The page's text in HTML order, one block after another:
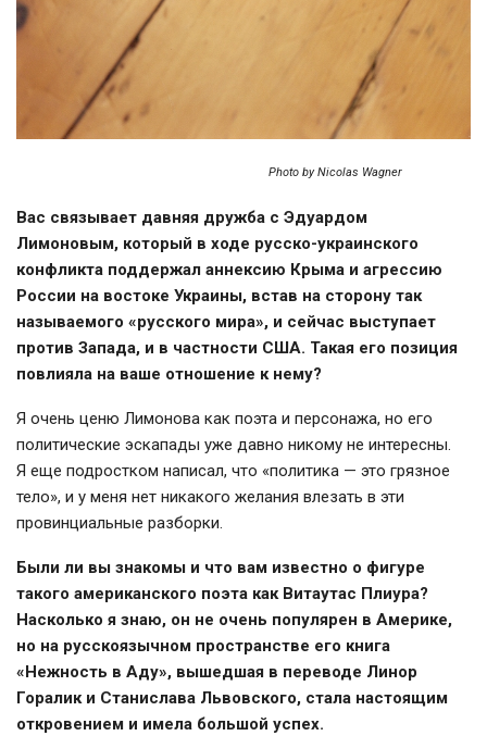
Photo by Nicolas Wagner
Вас связывает давняя дружба с Эдуардом
Лимоновым, который в ходе русско-украинского
конфликта поддержал аннексию Крыма и агрессию
России на востоке Украины, встав на сторону так
называемого «русского мира», и сейчас выступает
против Запада, и в частности США. Такая его позиция
повлияла на ваше отношение к нему?
Я очень ценю Лимонова как поэта и персонажа, но его
политические эскапады уже давно никому не интересны.
Я еще подростком написал, что «политика — это грязное
тело», и у меня нет никакого желания влезать в эти
провинциальные разборки.
Были ли вы знакомы и что вам известно о фигуре
такого американского поэта как Витаутас Плиура?
Насколько я знаю, он не очень популярен в Америке,
но на русскоязычном пространстве его книга
«Нежность в Аду», вышедшая в переводе Линор
Горалик и Станислава Львовского, стала настоящим
откровением и имела большой успех.